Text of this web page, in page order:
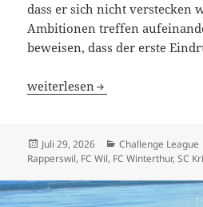
dass er sich nicht verstecken
Ambitionen treffen
beweisen, dass der erste
2. Spieltag: Wenn die ersten
weiterlesen
Veröffentlicht
am
Juli 29, 2026 Kategorien
Challenge League
Rapperswil, FC Wil, FC Winterthur,SC